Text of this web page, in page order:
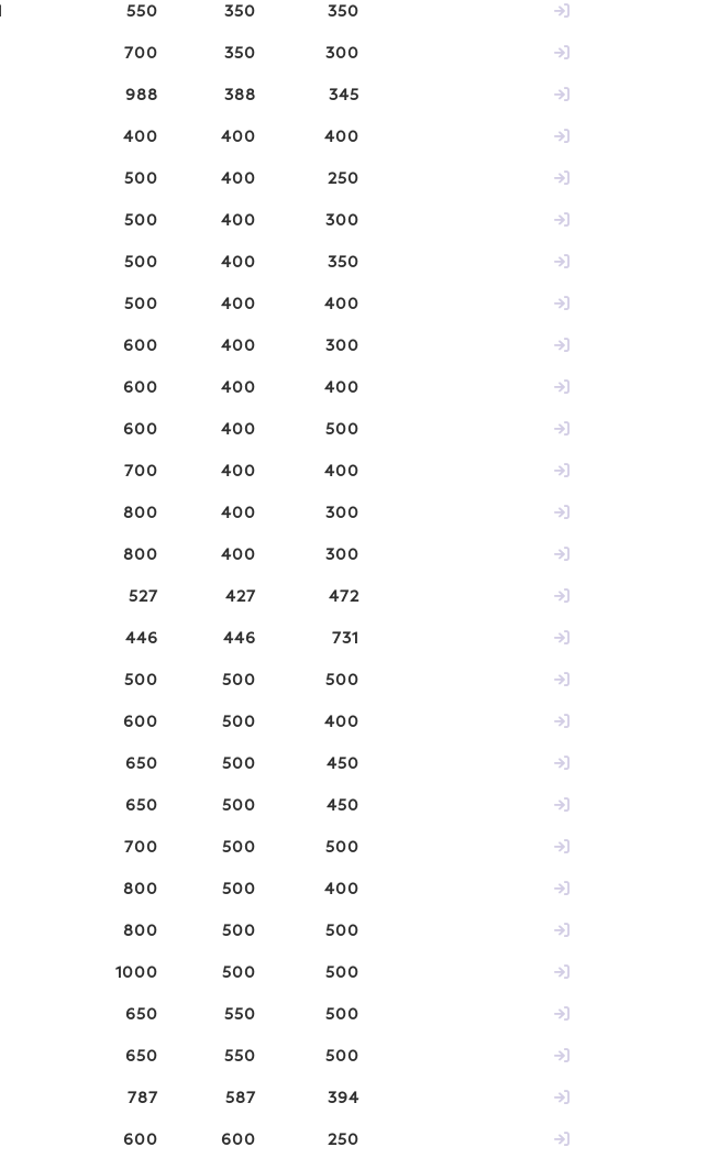
550 350 350
700 350 300
988 388 345
400 400 400
500 400 250
500 400 300
500 400 350
500 400 400
600 400 300
600 400 400
600 400 500
700 400 400
800 400 300
800 400 300
527 427 472
446 446 731
500 500 500
600 500 400
650 500 450
650 500 450
700 500 500
800 500 400
800 500 500
1000 500 500
650 550 500
650 550 500
787 587 394
600 600 250